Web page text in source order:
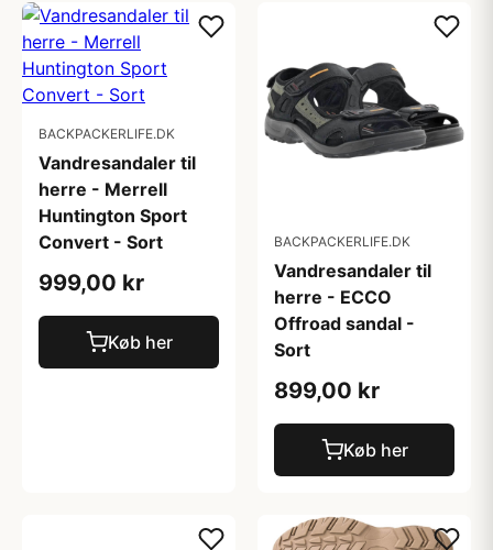
BACKPACKERLIFE.DK
Vandresandaler til
herre - Merrell
Huntington Sport
Convert - Sort
999,00 kr
Køb her
BACKPACKERLIFE.DK
Vandresandaler til
herre - ECCO
Offroad sandal -
Sort
899,00 kr
Køb her